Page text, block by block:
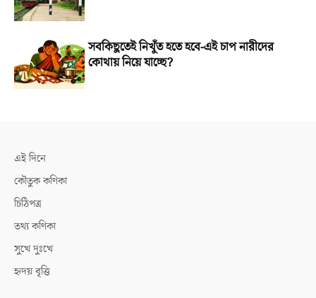
সবকিছুতেই নিখুঁত হতে হবে-এই চাপ নারীদের
কোথায় নিয়ে যাচ্ছে?
এই দিনে
কৌতুক কণিকা
চিঠিপত্র
তথ্য কণিকা
সুখে দুঃখে
হৃদয় বৃত্তি